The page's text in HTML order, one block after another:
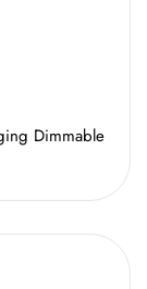
Dimmable